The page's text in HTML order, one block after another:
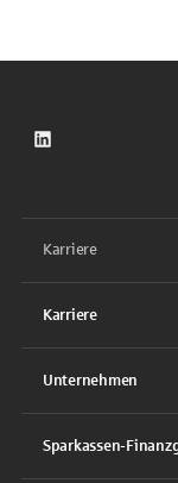
LinkedIn
Karriere
Karriere
Unternehmen
Sparkassen-